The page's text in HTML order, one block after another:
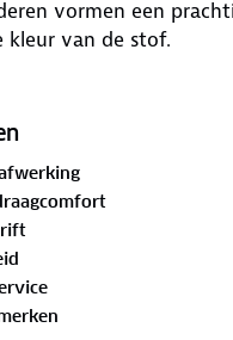
vormen een
kleur van de stof.
als gegoten. Hij is
Standard, een
vezels. Trek
katoen